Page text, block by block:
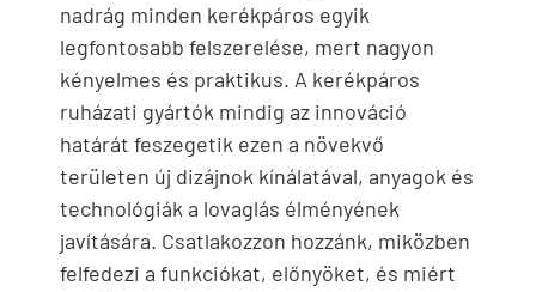
nadrág minden kerékpáros egyik
legfontosabb felszerelése, mert nagyon
kényelmes és praktikus. A kerékpáros
ruházati gyártók mindig az innováció
határát feszegetik ezen a növekvő
területen új dizájnok kínálatával, anyagok és
technológiák a lovaglás élményének
javítására. Csatlakozzon hozzánk, miközben
felfedezi a funkciókat, előnyöket, és miért